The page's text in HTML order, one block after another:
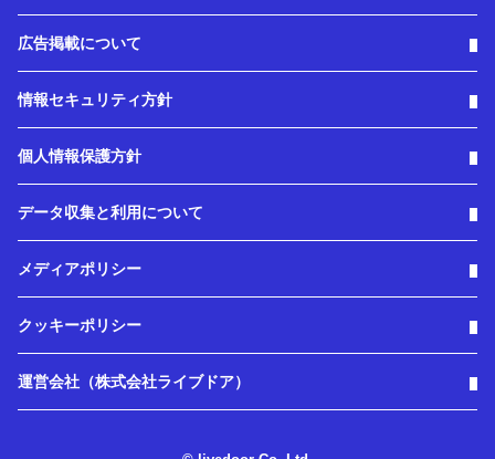
広告掲載について
情報セキュリティ方針
個人情報保護方針
データ収集と利用について
メディアポリシー
クッキーポリシー
運営会社（株式会社ライブドア）